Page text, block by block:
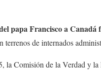
papa Francisco a Canadá
terrenos de internados
la Comisión de la Verdad y